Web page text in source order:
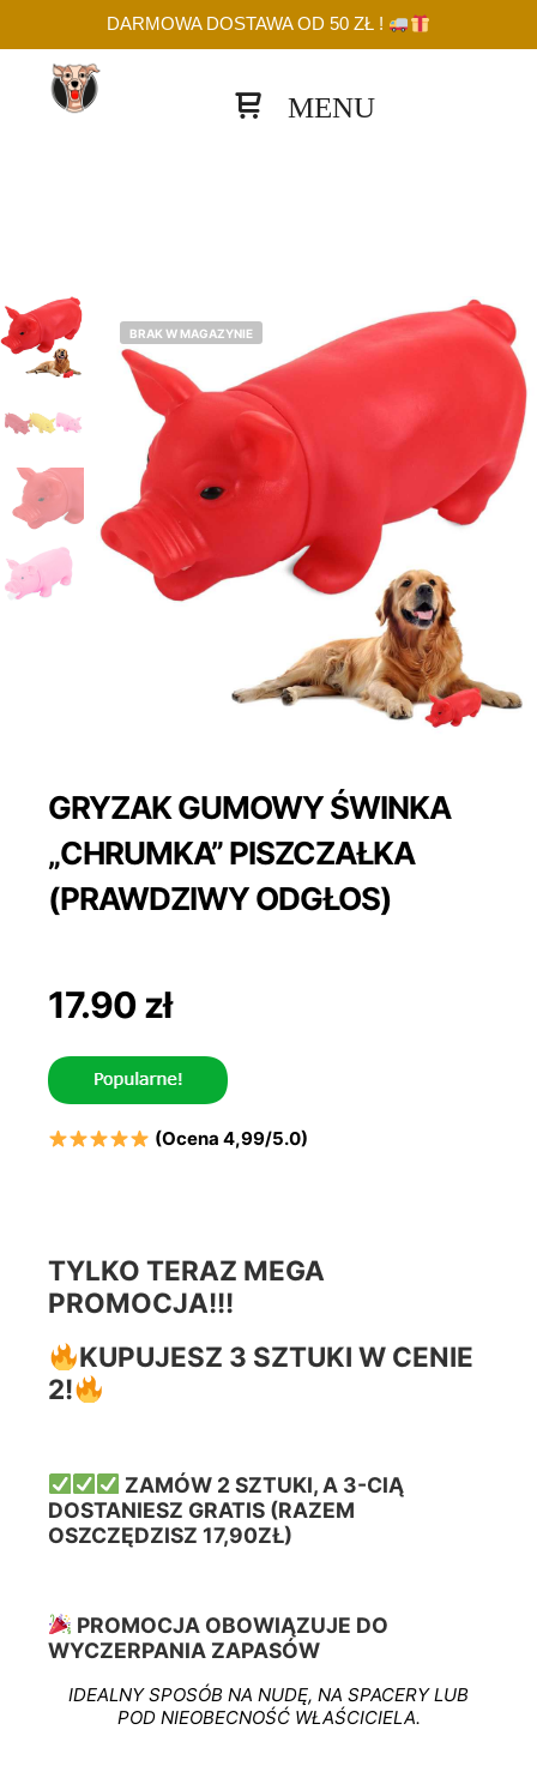
DARMOWA DOSTAWA OD 50 ZŁ !
BRAK W MAGAZYNIE
GRYZAK GUMOWY ŚWINKA
„CHRUMKA” PISZCZAŁKA
(PRAWDZIWY ODGŁOS)
17.90zł
(Ocena 4,99/5.0)
TYLKO TERAZ MEGA
PROMOCJA!!!
KUPUJESZ 3 SZTUKI W CENIE
2!
ZAMÓW 2 SZTUKI, A 3-CIĄ
DOSTANIESZ GRATIS (RAZEM
OSZCZĘDZISZ 17,90ZŁ)
PROMOCJA OBOWIĄZUJE DO
WYCZERPANIA ZAPASÓW
IDEALNY SPOSÓB NA NUDĘ, NA SPACERY LUB
POD NIEOBECNOŚĆ WŁAŚCICIELA.